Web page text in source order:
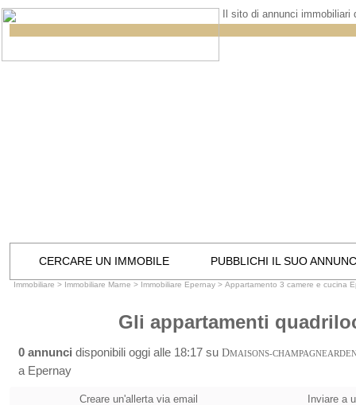
Il sito di annunci immobiliari
CERCARE UN IMMOBILE PUBBLICHI IL SUO
Immobiliare > Immobiliare Marne > Immobiliare Epernay > Appartamento 3 camere e cucina
Gli appartamenti
0 annunci disponibili oggi alle 18:17 su DMAISONS-
a Epernay
Creare un'allerta via email Inviare a